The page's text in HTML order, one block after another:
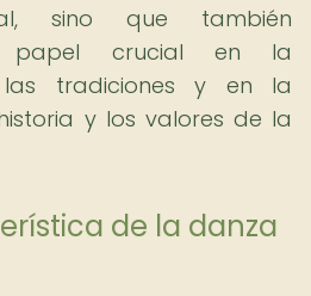
sino que también
papel crucial en la
las tradiciones y en la
y los valores de la
de la danza